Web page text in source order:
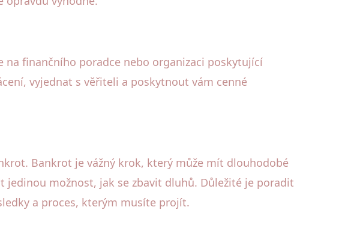
finančního poradce nebo organizaci poskytující
vyjednat s věřiteli a poskytnout vám cenné
Bankrot je vážný krok, který může mít dlouhodobé
možnost, jak se zbavit dluhů. Důležité je poradit
a proces, kterým musíte projít.